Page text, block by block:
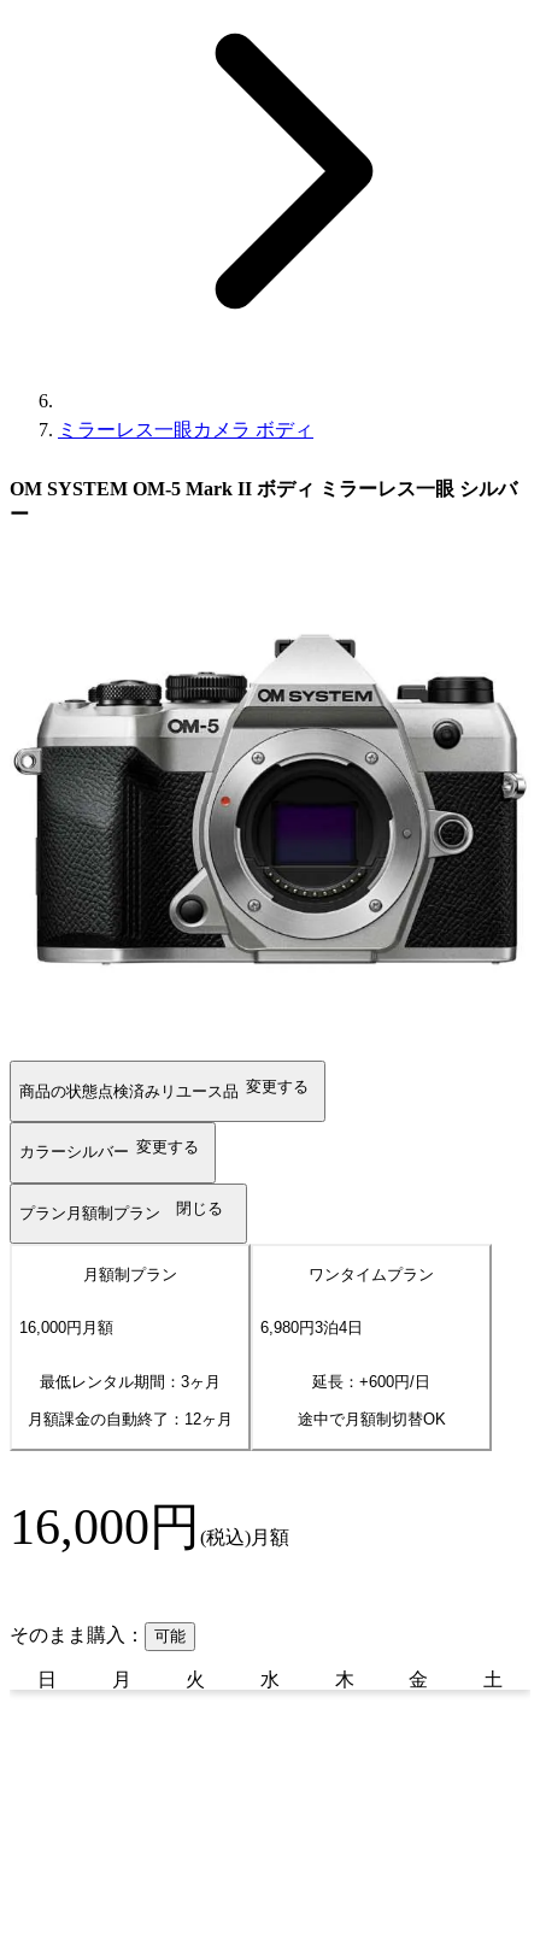
ミラーレス一眼カメラ ボディ
OM SYSTEM OM-5 Mark II ボディ ミラーレス一眼 シルバ
ー
商品の状態点検済みリユース品 変更する
カラーシルバー 変更する
プラン 月額制プラン 閉じる
月額制プラン
16,000円 月額
最低レンタル期間：3ヶ月
月額課金の自動終了： 12ヶ月
ワンタイムプラン
6,980円3泊4 日
延長：+600円/日
途中で月額制切替OK
16,000円 (税込)月額
そのまま購入： 可能
日 月 火 水 木 金 土